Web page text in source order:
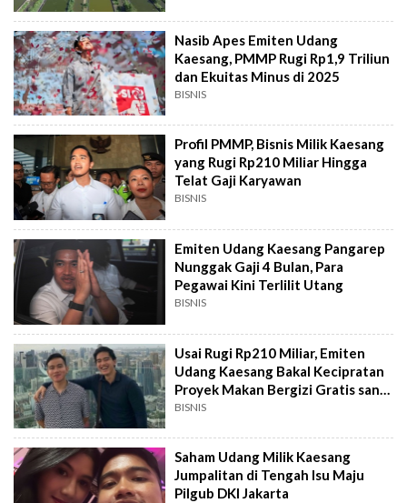
Nasib Apes Emiten Udang
Kaesang, PMMP Rugi Rp1,9 Triliun
dan Ekuitas Minus di 2025
BISNIS
Profil PMMP, Bisnis Milik Kaesang
yang Rugi Rp210 Miliar Hingga
Telat Gaji Karyawan
BISNIS
Emiten Udang Kaesang Pangarep
Nunggak Gaji 4 Bulan, Para
Pegawai Kini Terlilit Utang
BISNIS
Usai Rugi Rp210 Miliar, Emiten
Udang Kaesang Bakal Kecipratan
Proyek Makan Bergizi Gratis sang
Kakak
BISNIS
Saham Udang Milik Kaesang
Jumpalitan di Tengah Isu Maju
Pilgub DKI Jakarta